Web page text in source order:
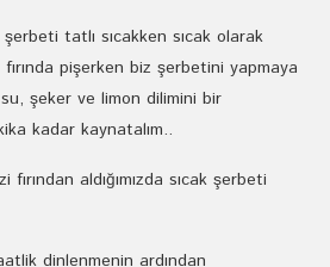
tatlı sıcakken sıcak olarak
pişerken biz şerbetini yapmaya
şeker ve limon dilimini bir
kadar kaynatalım..
aldığımızda sıcak şerbeti
dinlenmenin ardından